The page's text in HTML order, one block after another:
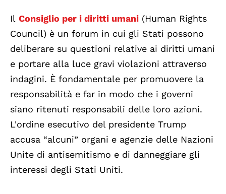
Il Consiglio per i diritti umani (Human Rights
Council) è un forum in cui gli Stati possono
deliberare su questioni relative ai diritti umani
e portare alla luce gravi violazioni attraverso
indagini. È fondamentale per promuovere la
responsabilità e far in modo che i governi
siano ritenuti responsabili delle loro azioni.
L'ordine esecutivo del presidente Trump
accusa “alcuni” organi e agenzie delle Nazioni
Unite di antisemitismo e di danneggiare gli
interessi degli Stati Uniti.